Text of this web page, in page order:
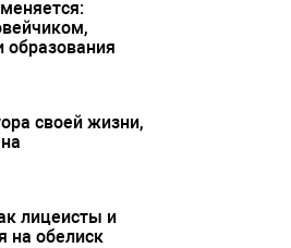
образования
своей жизни,
лицеисты и
на обелиск